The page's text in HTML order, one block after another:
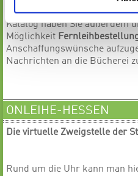
Medien verlängern oder Titel
Katalog haben Sie außerdem
Möglichkeit
Anschaffungswünsche
Nachrichten an die Bücherei
ONLEIHE-HESSEN
Die virtuelle Zweigstelle der
Rund um die Uhr kann man